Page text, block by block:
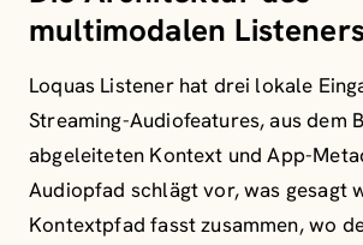
multimodalen
Loquas Listener hat drei lokale
Streaming-Audiofeatures, aus dem
abgeleiteten Kontext und App-
Audiopfad schlägt vor, was gesagt
Kontextpfad fasst zusammen, wo